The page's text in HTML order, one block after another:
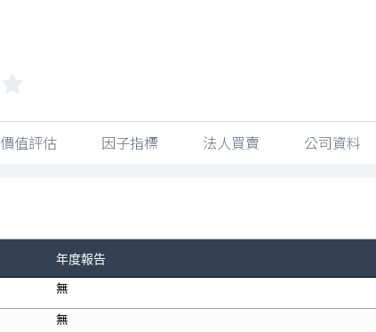
價值評估 因子指標 法人買賣 公司資料
年度報告
無
無